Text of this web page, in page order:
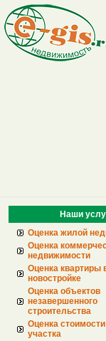
Наши
Оценка жилой
Оценка
недвижимости
Оценка квартиры
новостройке
Оценка объектов
незавершенного
строительства
Оценка
участка